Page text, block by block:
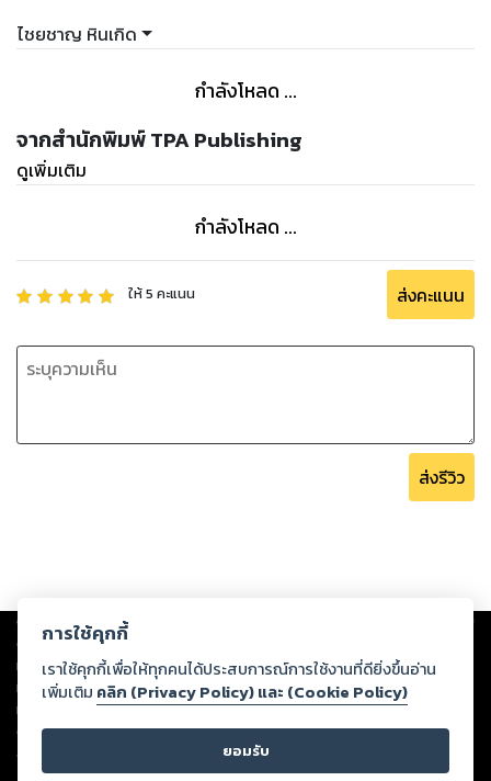
ไชยชาญ หินเกิด
กำลังโหลด ...
จากสำนักพิมพ์ TPA Publishing
ดูเพิ่มเติม
กำลังโหลด ...
ให้5 คะแนน ส่งคะแนน
ส่งรีวิว
Copyright © 2026
ต่อผลงานหรือเนื้อหาใดที่อัปโหลดผ่านเว็บไซต์และปรากฏว่าละเมิดสิทธิใน
ทรัพย์สินทางปัญญาของบุคคลอื่นหรือขัดต่อกฎหมายและศีลธรรม ดังนั้น ผู้อ่าน
ทุกท่านโปรดใช้วิจารณญาณในการกลั่นกรองด้วยตนเอง และหากท่านพบว่าส่วน
หนึ่งส่วนใดขัดต่อกฎหมายและศีลธรรม กรุณาแจ้งมายังบริษัท เพื่อทีมงานจะได้
ดำเนินการในทันที ทั้งนี้ ทางสตอรี่ล็อกขอสงวนลิขสิทธิ์ตามพระราชบัญญัติ
ลิขสิทธิ์ พ.ศ. 2537 (ฉบับล่าสุด)
การใช้คุกกี้
เราใช้คุกกี้เพื่อให้ทุกคนได้ประสบการณ์การใช้งานที่ดียิ่งขึ้นอ่าน
เพิ่มเติม คลิก (Privacy Policy) และ (Cookie Policy)
ยอมรับ